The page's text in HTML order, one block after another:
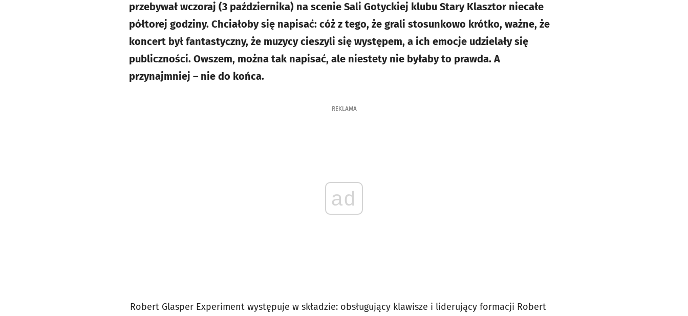
przebywał wczoraj (3 października) na scenie Sali Gotyckiej klubu Stary Klasztor niecałe
półtorej godziny. Chciałoby się napisać: cóż z tego, że grali stosunkowo krótko, ważne, że
koncert był fantastyczny, że muzycy cieszyli się występem, a ich emocje udzielały się
publiczności. Owszem, można tak napisać, ale niestety nie byłaby to prawda. A
przynajmniej – nie do końca.
REKLAMA
ad
Robert Glasper Experiment występuje w składzie: obsługujący klawisze i liderujący formacji Robert